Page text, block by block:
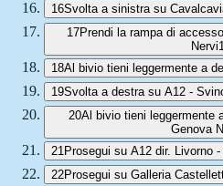
16Svolta a sinistra su
17Prendi la rampa di
Nervi
18Al bivio tieni leggermente a
19Svolta a destra su A12 -
20Al bivio tieni leggermente
Genova
21 Prosegui su A12 dir. Livorno
22Prosegui su Galleria